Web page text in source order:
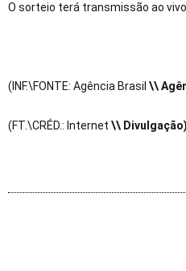
O sorteio terá transmissão ao
(INF.\FONTE: Agência Brasil \\
(FT.\CRÉD.: Internet \\ Divulgação)